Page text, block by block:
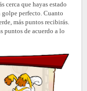
cerca que hayas estado
golpe perfecto. Cuanto
más puntos recibirás.
puntos de acuerdo a lo